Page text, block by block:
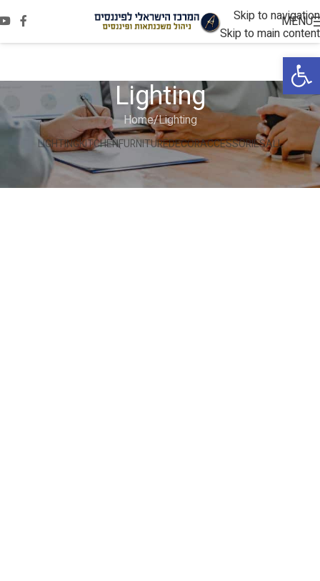
פתח סרגל נגישות
Skip to navigation
Skip to main content
MENU
Lighting
Home Lighting
ALL
ACCESSORIES
DECOR
FURNITURE
KITCHEN
LIGHTING